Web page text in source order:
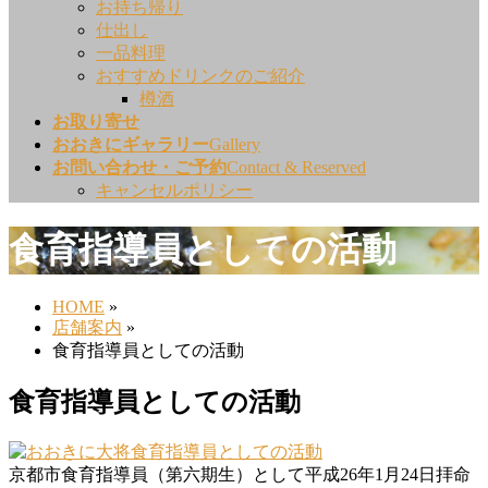
お持ち帰り
仕出し
一品料理
おすすめドリンクのご紹介
樽酒
お取り寄せ
おおきにギャラリーGallery
お問い合わせ・ご予約Contact & Reserved
キャンセルポリシー
食育指導員としての活動
HOME »
店舗案内 »
食育指導員としての活動
食育指導員としての活動
京都市食育指導員（第六期生）として平成26年1月24日拝命